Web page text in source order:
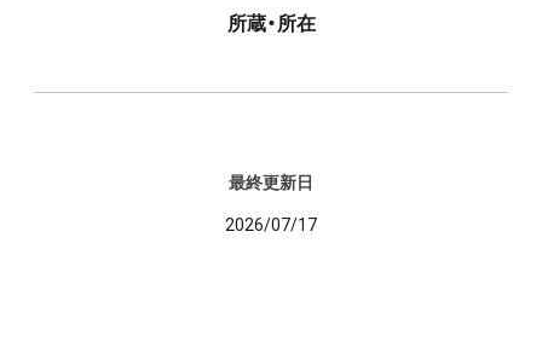
所蔵・所在
最終更新日
2026/07/17